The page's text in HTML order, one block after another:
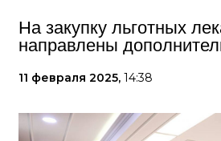
На закупку льготных
направлены
11 февраля 2025, 14:38